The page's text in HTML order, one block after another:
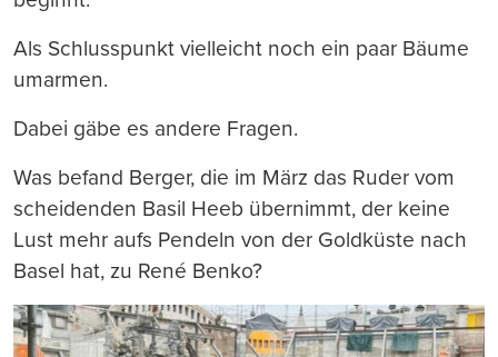
Als Schlusspunkt vielleicht noch ein paar Bäume
umarmen.
Dabei gäbe es andere Fragen.
Was befand Berger, die im März das Ruder vom
scheidenden Basil Heeb übernimmt, der keine
Lust mehr aufs Pendeln von der Goldküste nach
Basel hat, zu René Benko?